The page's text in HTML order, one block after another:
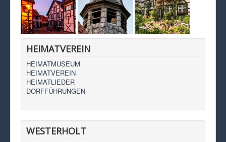
HEIMATVEREIN
HEIMATMUSEUM
HEIMATVEREIN
HEIMATLIEDER
DORFFÜHRUNGEN
WESTERHOLT